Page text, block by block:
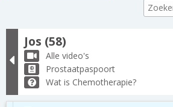
Jos (58)
Alle video's
Prostaatpaspoort
Wat is Chemotherapie?